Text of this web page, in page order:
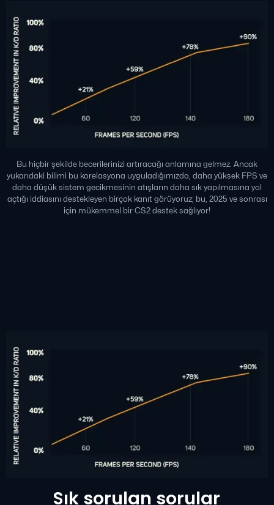
Bu hiçbir şekilde becerilerinizi artıracağı anlamına gelmez. Ancak
yukarıdaki bilimi bu korelasyona uyguladığımızda, daha yüksek FPS ve
daha düşük sistem gecikmesinin atışların daha sık yapılmasına yol
açtığı iddiasını destekleyen birçok kanıt görüyoruz; bu, 2025 ve sonrası
için mükemmel bir CS2 destek sağlıyor!
Sık sorulan sorular